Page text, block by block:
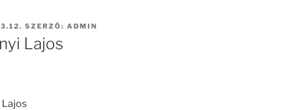
SZERZŐ: ADMIN
Lajos
Lajos